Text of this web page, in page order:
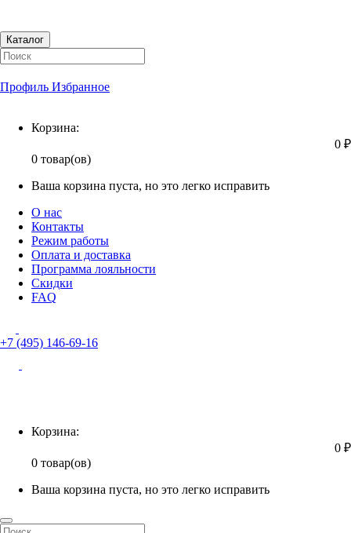
Каталог
Профиль Избранное
Корзина:
0 ₽
0 товар(ов)
Ваша корзина пуста, но это легко исправить
О нас
Контакты
Режим работы
Оплата и доставка
Программа лояльности
Скидки
FAQ
+7 (495) 146-69-16
Корзина:
0 ₽
0 товар(ов)
Ваша корзина пуста, но это легко исправить